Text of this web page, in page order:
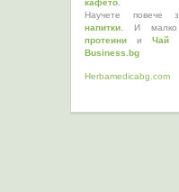
кафето.
Научете повече
напитки. И малко
протеини и Чай
Business.bg
Herbamedicabg.com